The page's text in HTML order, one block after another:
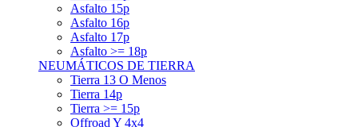
Asfalto 16p
Asfalto 17p
Asfalto >= 18p
NEUMÁTICOS DE TIERRA
Tierra 13 O Menos
Tierra 14p
Tierra >= 15p
Offroad Y 4x4
OTROS NEUMÁTICOS